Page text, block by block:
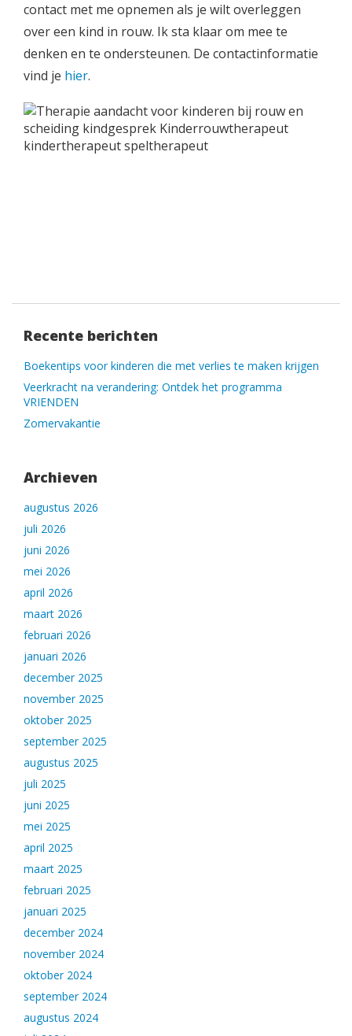
contact met me opnemen als je wilt overleggen
over een kind in rouw. Ik sta klaar om mee te
denken en te ondersteunen. De contactinformatie
vind je hier.
Recente berichten
Boekentips voor kinderen die met verlies te maken krijgen
Veerkracht na verandering: Ontdek het programma
VRIENDEN
Zomervakantie
Archieven
augustus 2026
juli 2026
juni 2026
mei 2026
april 2026
maart 2026
februari 2026
januari 2026
december 2025
november 2025
oktober 2025
september 2025
augustus 2025
juli 2025
juni 2025
mei 2025
april 2025
maart 2025
februari 2025
januari 2025
december 2024
november 2024
oktober 2024
september 2024
augustus 2024